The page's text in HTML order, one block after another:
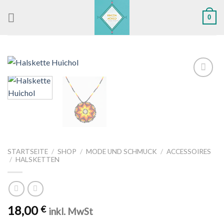
0
STARTSEITE / SHOP / MODE UND SCHMUCK / ACCESSOIRES
/ HALSKETTEN
18,00€ inkl. MwSt